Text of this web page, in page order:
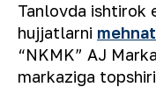
Tanlovda ishtirok
hujjatlarni
“NKMK” AJ
markaziga